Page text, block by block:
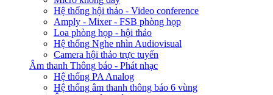
Hệ thống hội thảo - Video conference
Amply - Mixer - FSB phòng họp
Loa phòng họp - hội thảo
Hệ thống Nghe nhìn Audiovisual
Camera hội thảo trực tuyến
Âm thanh Thông báo - Phát nhạc
Hệ thống PA Analog
Hệ thống âm thanh thông báo 6 vùng